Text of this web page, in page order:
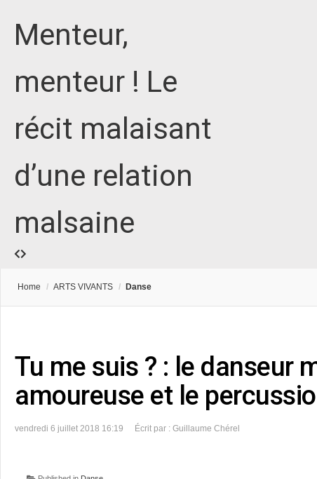
Menteur,
menteur ! Le
récit malaisant
d’une relation
malsaine
Home / ARTS VIVANTS / Danse
Tu me suis ? : le danseur
amoureuse et le
vendredi 6 juillet 2018 16:19 Écrit par : Guillaume Chérel